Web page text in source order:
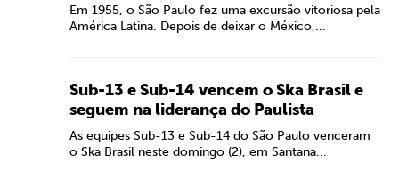
Em 1955, o São Paulo fez uma excursão vitoriosa pela
América Latina. Depois de deixar o México,...
Sub-13 e Sub-14 vencem o Ska Brasil e
seguem na liderança do Paulista
As equipes Sub-13 e Sub-14 do São Paulo venceram
o Ska Brasil neste domingo (2), em Santana...